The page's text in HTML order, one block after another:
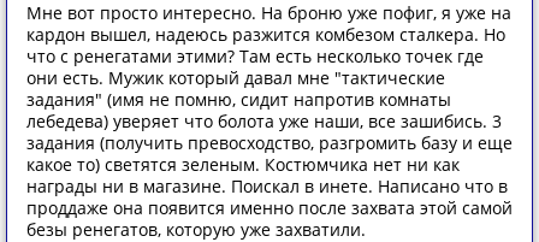
Мне вот просто интересно. На броню уже пофиг, я уже на
кардон вышел, надеюсь разжится комбезом сталкера. Но
что с ренегатами этими? Там есть несколько точек где
они есть. Мужик который давал мне "тактические
задания" (имя не помню, сидит напротив комнаты
лебедева) уверяет что болота уже наши, все зашибись. 3
задания (получить превосходство, разгромить базу и еще
какое то) светятся зеленым. Костюмчика нет ни как
награды ни в магазине. Поискал в инете. Написано что в
проддаже она появится именно после захвата этой самой
безы ренегатов, которую уже захватили.